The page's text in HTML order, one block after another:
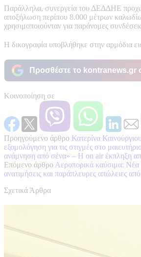
Παράλληλα, συνεργεία του ΔΕΔΔΗΕ
αποξήλωση περίπου 8.000 μέτρων
χρησιμοποιούνταν για παράνομες
Η δικογραφία υποβλήθηκε στην αρμόδια
Προσθέστε το kontranews.gr
Κοινοποίηση σε
Προηγούμενο άρθρο Κατερίνα
εξομολόγηση για τις στιγμές στο
ανάμνηση από σένα» – Η on air έκπληξη
Επόμενο άρθρο Αεροπορικά καύσιμα: Νέα
ανατιμήσεις και παράπλευρες απώλειες
Σχετικά Άρθρα